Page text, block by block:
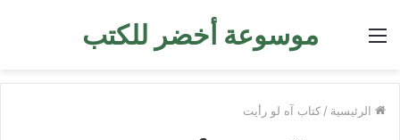
موسوعة أخضر للكتب القائمة
الرئيسية / كتاب آه لو رأيت